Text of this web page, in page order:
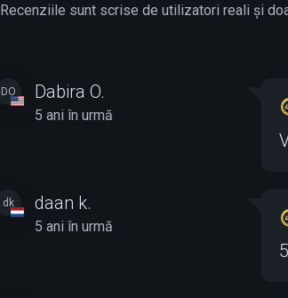
Recenziile sunt scrise de utilizatori reali și
DO Dabira O.
5 ani în urmă
dk daan k.
5 ani în urmă